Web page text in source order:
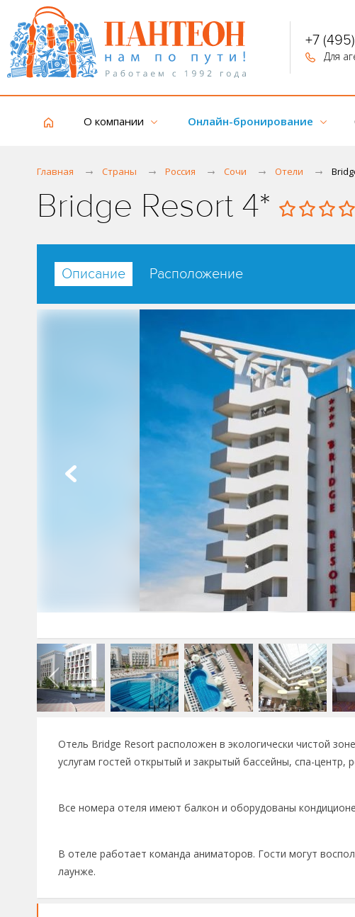
+7
Для
О компании Онлайн-бронирование
Главная Страны Россия Сочи Отели
Bridge Resort 4*
Описание Расположение
Отель Bridge Resort расположен в экологически чистой
услугам гостей открытый и закрытый бассейны, спа-центр,
Все номера отеля имеют балкон и оборудованы
В отеле работает команда аниматоров. Гости могут
лаунже.